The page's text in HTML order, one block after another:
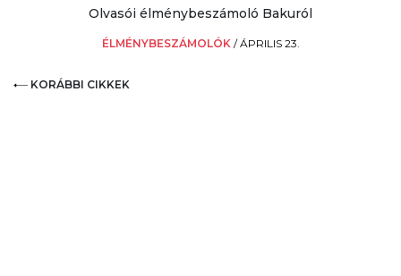
Olvasói élménybeszámoló Bakuról
ÉLMÉNYBESZÁMOLÓK /ÁPRILIS 23.
KORÁBBI CIKKEK